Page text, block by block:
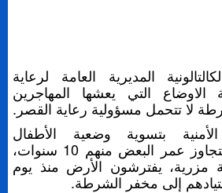
المديرية العامة لرعاية
الاوضاع التي يعشها المهاجرين
لا تتحمل مسؤولية رعاية القصر.
بتسوية وضعية الأطفال
المهاجرين، حيث لا يتجاوز عمر البعض منهم 10 سنوات،
يفترشون الأرض منذ يوم
إلى مخفر الشرطة.